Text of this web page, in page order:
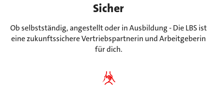
Sicher
Ob selbstständig, angestellt oder in Ausbildung - Die LBS ist
eine zukunftssichere Vertriebspartnerin und Arbeitgeberin
für dich.